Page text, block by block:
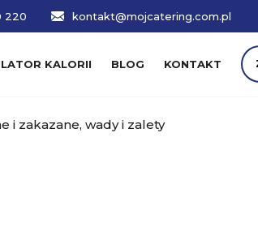
220 kontakt@mojcatering.com.pl
KALORII BLOG KONTAKT
i zakazane, wady i zalety